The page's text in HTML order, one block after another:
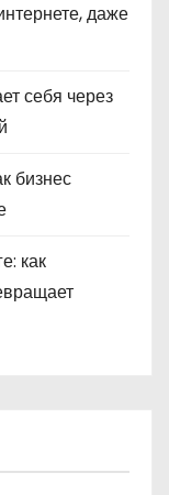
даже
себя через
бизнес
как